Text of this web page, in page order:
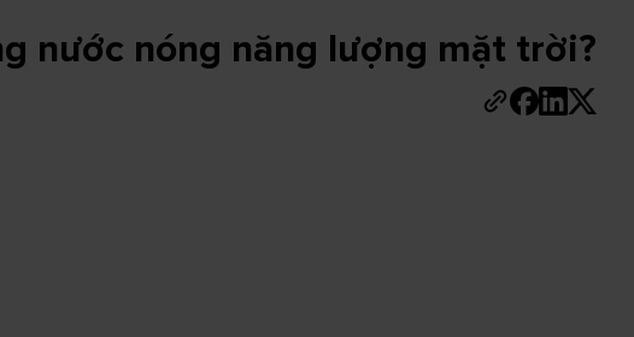
nước nóng năng lượng mặt trời?